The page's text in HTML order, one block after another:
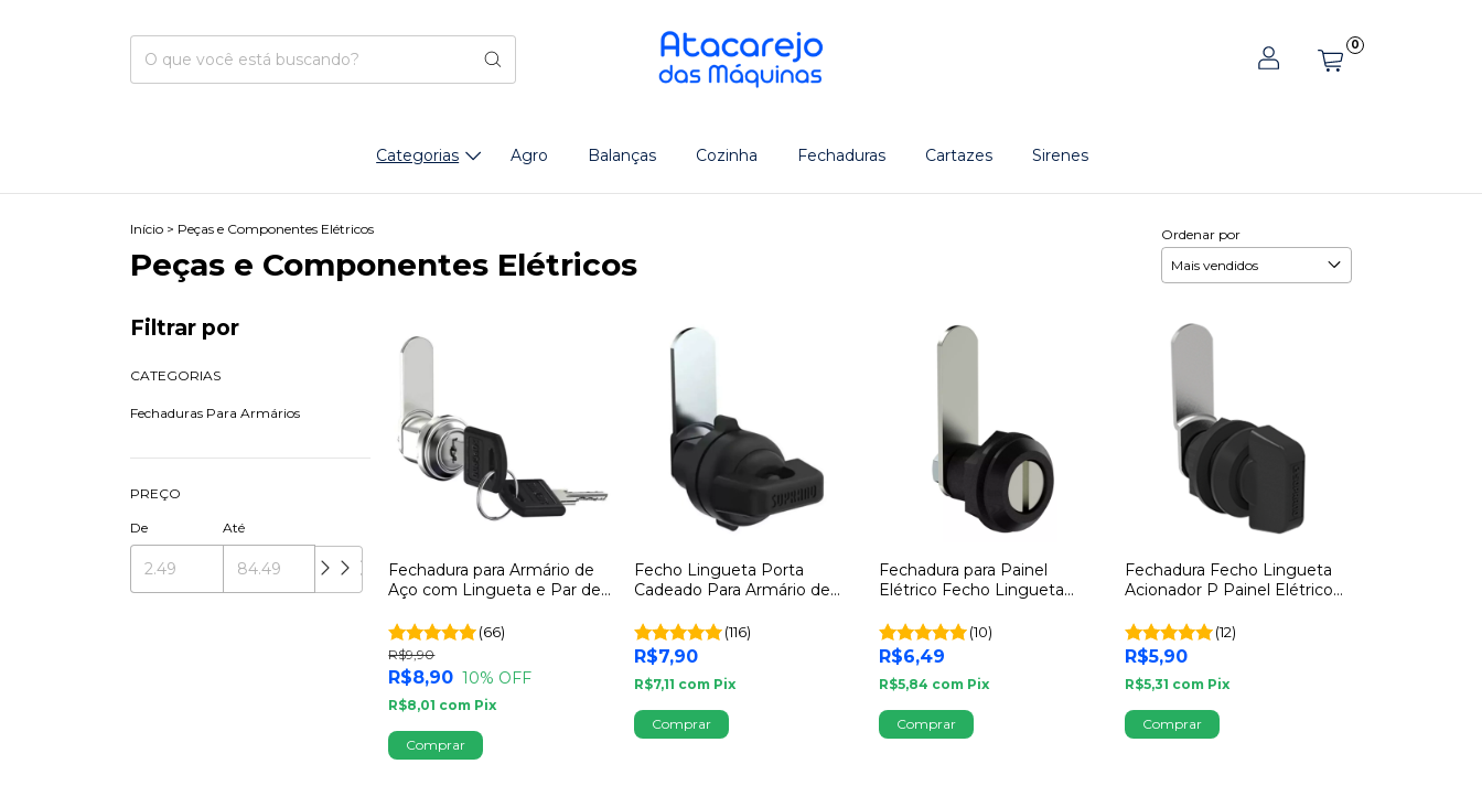
0
Categorias Agro Balanças Cozinha Fechaduras Cartazes Sirenes
Início > Peças e Componentes Elétricos
Peças e Componentes Elétricos
Ordenar por
Filtrar por
CATEGORIAS
Fechaduras Para Armários
PREÇO
De Até
Fechadura para Armário de
Aço com Lingueta e Par de
(66)
R$8,90
R$9,90
10% OFF
R$8,01 com Pix
Fecho Lingueta Porta
Cadeado Para Armário de
(116)
R$7,90
R$7,11 com Pix
Fechadura para Painel
Elétrico Fecho Lingueta
(10)
R$6,49
R$5,84 com Pix
Fechadura Fecho Lingueta
Acionador P Painel Elétrico
(12)
R$5,90
R$5,31 com Pix